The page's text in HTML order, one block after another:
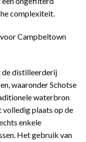
complexiteit.
Campbeltown
de distilleerderij
waaronder Schotse
waterbron
plaats op de
enkele
Het gebruik van